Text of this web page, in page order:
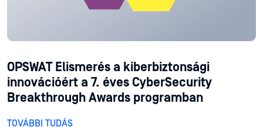
OPSWAT Elismerés a kiberbiztonsági
innovációért a 7. éves CyberSecurity
Breakthrough Awards programban
TOVÁBBI TUDÁS